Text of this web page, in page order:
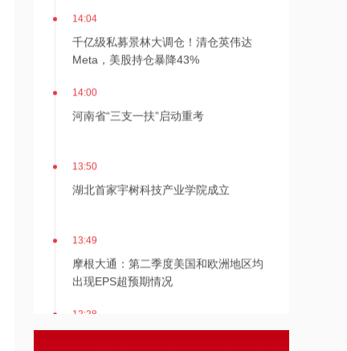
14:04
千亿级私募景林大调仓！清仓英伟达
Meta，美股持仓暴降43%
14:00
河南省“三支一扶”启动重考
13:50
湖北首家宇树科技产业学院成立
13:49
摩根大通：第二季度美国和欧洲地区均
出现EPS超预期情况
12:28
杭台高铁温玉段开通运营